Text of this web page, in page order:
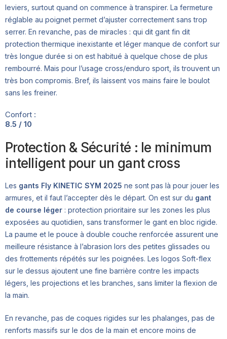
leviers, surtout quand on commence à transpirer. La fermeture
réglable au poignet permet d’ajuster correctement sans trop
serrer. En revanche, pas de miracles : qui dit gant fin dit
protection thermique inexistante et léger manque de confort sur
très longue durée si on est habitué à quelque chose de plus
rembourré. Mais pour l’usage cross/enduro sport, ils trouvent un
très bon compromis. Bref, ils laissent vos mains faire le boulot
sans les freiner.
Confort :
8.5 / 10
Protection & Sécurité : le minimum
intelligent pour un gant cross
Les gants Fly KINETIC SYM 2025 ne sont pas là pour jouer les
armures, et il faut l’accepter dès le départ. On est sur du gant
de course léger : protection prioritaire sur les zones les plus
exposées au quotidien, sans transformer le gant en bloc rigide.
La paume et le pouce à double couche renforcée assurent une
meilleure résistance à l’abrasion lors des petites glissades ou
des frottements répétés sur les poignées. Les logos Soft-flex
sur le dessus ajoutent une fine barrière contre les impacts
légers, les projections et les branches, sans limiter la flexion de
la main.
En revanche, pas de coques rigides sur les phalanges, pas de
renforts massifs sur le dos de la main et encore moins de